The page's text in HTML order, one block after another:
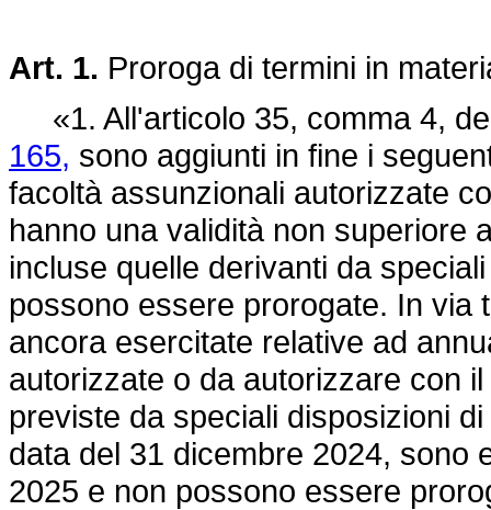
Art. 1. Proroga di termini in
«1. All'articolo 35, comma 4,
165, sono aggiunti in fine i
facoltà assunzionali autorizzate
hanno una validità non superiore
incluse quelle derivanti da
possono essere prorogate. In via
ancora esercitate relative ad
autorizzate o da autorizzare con
previste da speciali disposizioni
data del 31 dicembre 2024, sono
2025 e non possono essere